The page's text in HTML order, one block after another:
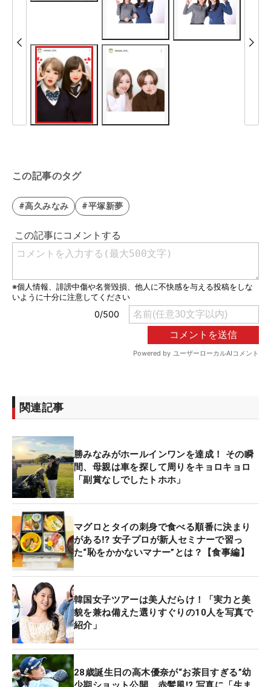
この記事のタグ
#高久みなみ #平塚新夢
関連記事
勝みなみがホールインワンを達成！ その瞬
間、母親は車を探して周りをキョロキョロ
「副賞なしでしたトホホ」
マグロとタイの刺身で食べる順番に決まり
がある⁉ 女子プロが新人セミナーで習っ
た“恥をかかないマナー”とは？【食事編】
韓国女子ツアーは美人だらけ！「実力と美
貌を兼ね備えた選りすぐりの10人を写真で
紹介」
28歳誕生日の高木優奈が“お茶目すぎる”幼